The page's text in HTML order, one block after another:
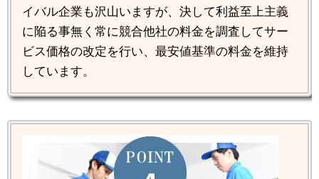
イバル企業も沢山いますが、決して利益至上主義
に陥る事無く常に競合他社の料金を調査してサー
ビス価格の改定を行い、最安値基準の料金を維持
しています。